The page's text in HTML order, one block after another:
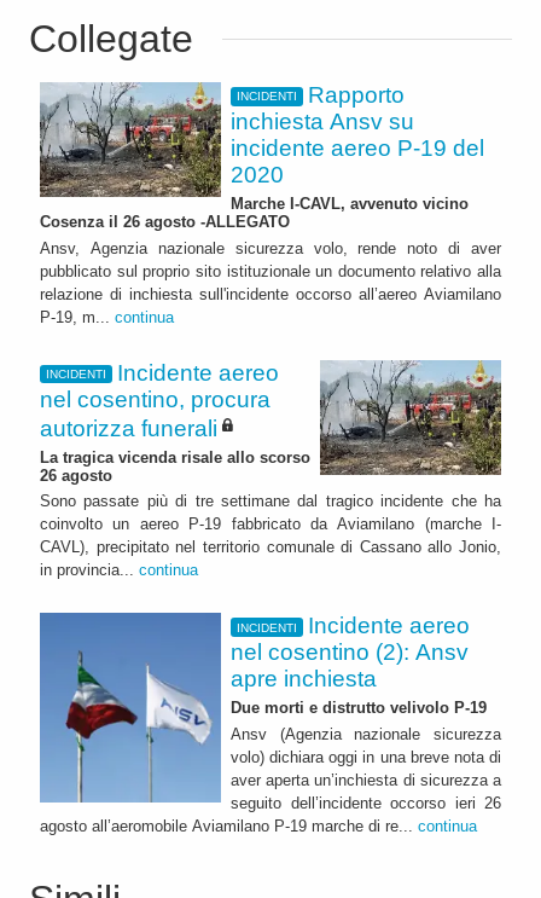
Collegate
INCIDENTI
Rapporto
inchiesta Ansv su
incidente aereo P-19 del
2020
Marche I-CAVL, avvenuto vicino
Cosenza il 26 agosto -ALLEGATO
Ansv, Agenzia nazionale sicurezza volo, rende noto di aver
pubblicato sul proprio sito istituzionale un documento relativo alla
relazione di inchiesta sull'incidente occorso all’aereo Aviamilano
P-19, m... continua
INCIDENTI
Incidente aereo
nel cosentino, procura
autorizza funerali
La tragica vicenda risale allo scorso
26 agosto
Sono passate più di tre settimane dal tragico incidente che ha
coinvolto un aereo P-19 fabbricato da Aviamilano (marche I-
CAVL), precipitato nel territorio comunale di Cassano allo Jonio,
in provincia... continua
INCIDENTI
Incidente aereo
nel cosentino (2): Ansv
apre inchiesta
Due morti e distrutto velivolo P-19
Ansv (Agenzia nazionale sicurezza
volo) dichiara oggi in una breve nota di
aver aperta un’inchiesta di sicurezza a
seguito dell’incidente occorso ieri 26
agosto all’aeromobile Aviamilano P-19 marche di re... continua